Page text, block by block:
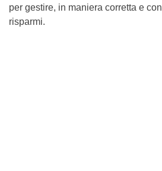
per gestire, in maniera corretta e
risparmi.